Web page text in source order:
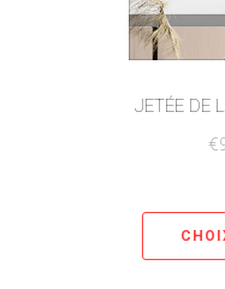
JETÉE DE
€